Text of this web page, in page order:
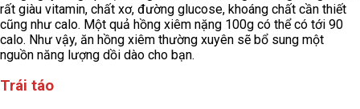
rất giàu vitamin, chất xơ, đường glucose, khoáng chất cần thiết
cũng như calo. Một quả hồng xiêm nặng 100g có thể có tới 90
calo. Như vậy, ăn hồng xiêm thường xuyên sẽ bổ sung một
nguồn năng lượng dồi dào cho bạn.
Trái táo